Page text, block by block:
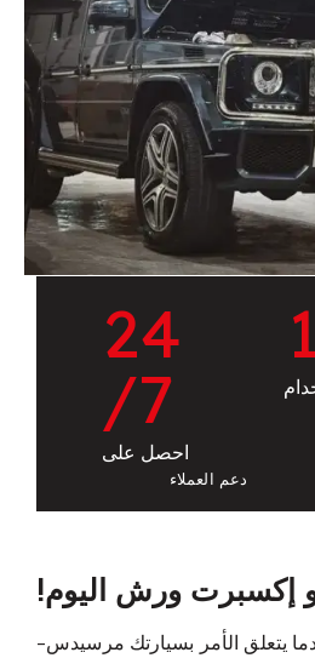
1
24
/7
احصل على
دعم العملاء
إكسبرت ورش اليوم!
يتعلق الأمر بسيارتك مرسيدس-